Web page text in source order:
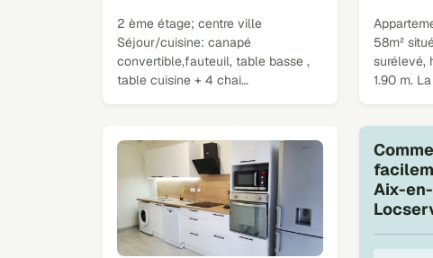
2 ème étage; centre ville
Séjour/cuisine: canapé
convertible,fauteuil, table basse ,
table cuisine + 4 chai…
58m²
surélevé,
1.90 m.
Aix-